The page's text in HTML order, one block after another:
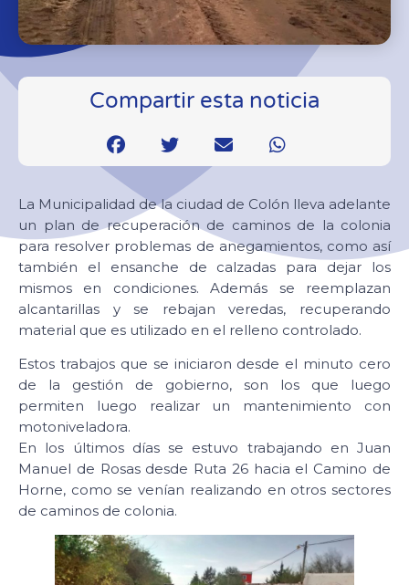
Compartir esta noticia
La Municipalidad de la ciudad de Colón lleva adelante
un plan de recuperación de caminos de la colonia
para resolver problemas de anegamientos, como así
también el ensanche de calzadas para dejar los
mismos en condiciones. Además se reemplazan
alcantarillas y se rebajan veredas, recuperando
material que es utilizado en el relleno controlado.
Estos trabajos que se iniciaron desde el minuto cero
de la gestión de gobierno, son los que luego
permiten luego realizar un mantenimiento con
motoniveladora.
En los últimos días se estuvo trabajando en Juan
Manuel de Rosas desde Ruta 26 hacia el Camino de
Horne, como se venían realizando en otros sectores
de caminos de colonia.